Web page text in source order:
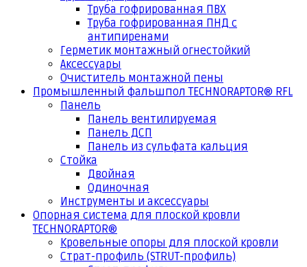
Труба гофрированная ПВХ
Труба гофрированная ПНД с
антипиренами
Герметик монтажный огнестойкий
Аксессуары
Очиститель монтажной пены
Промышленный фальшпол TECHNORAPTOR® RFL
Панель
Панель вентилируемая
Панель ДСП
Панель из сульфата кальция
Стойка
Двойная
Одиночная
Инструменты и аксессуары
Опорная система для плоской кровли
TECHNORAPTOR®
Кровельные опоры для плоской кровли
Страт-профиль (STRUT-профиль)